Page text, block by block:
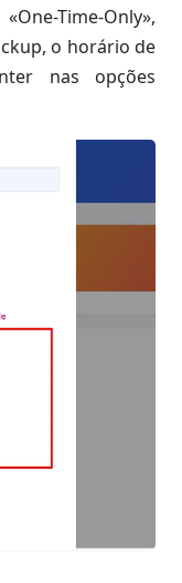
Time-Only»,
o horário de
nas opções